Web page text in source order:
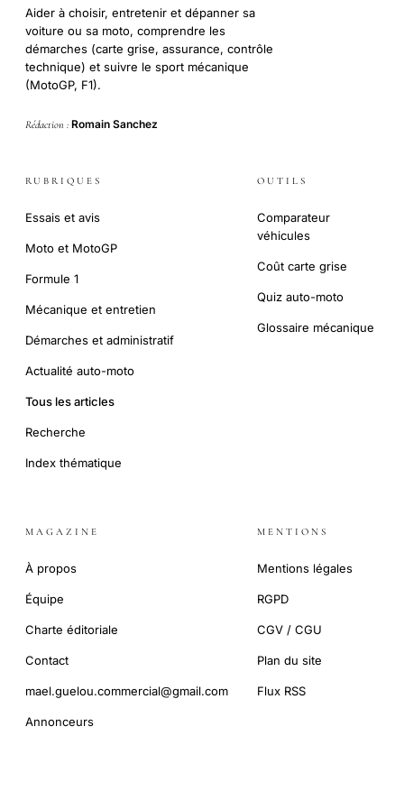
Aider à choisir, entretenir et dépanner sa
voiture ou sa moto, comprendre les
démarches (carte grise, assurance, contrôle
technique) et suivre le sport mécanique
(MotoGP, F1).
Rédaction : Romain Sanchez
RUBRIQUES
Essais et avis
Moto et MotoGP
Formule 1
Mécanique et entretien
Démarches et administratif
Actualité auto-moto
Tous les articles
Recherche
Index thématique
OUTILS
Comparateur
véhicules
Coût carte grise
Quiz auto-moto
Glossaire mécanique
MAGAZINE
À propos
Équipe
Charte éditoriale
Contact
mael.guelou.commercial@gmail.com
Annonceurs
MENTIONS
Mentions légales
RGPD
CGV / CGU
Plan du site
Flux RSS